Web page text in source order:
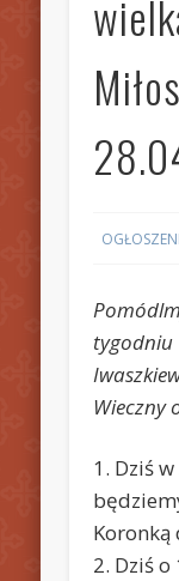
Wieczny
1. Dziś
Koronką
2. Dziś